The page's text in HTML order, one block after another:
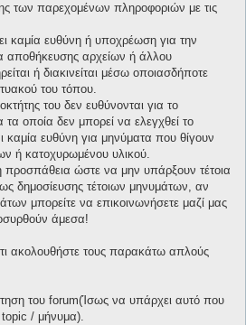
των παρεχομένων πληροφοριών με τις
καμία ευθύνη ή υποχρέωση για την
αποθήκευσης αρχείων ή άλλου
ή διακινείται μέσω οποιασδήποτε
του τόπου.
του δεν ευθύνονται για το
οποία δεν μπορεί να ελεγχθεί το
καμία ευθύνη για μηνύματα που θίγουν
ή κατοχυρωμένου υλικού.
προσπάθεια ώστε να μην υπάρξουν τέτοια
δημοσίευσης τέτοιων μηνυμάτων, αν
μπορείτε να επικοινωνήσετε μαζί μας
άμεσα!
ακολουθήστε τους παρακάτω απλούς
του forum(Ίσως να υπάρχει αυτό που
topic / μήνυμα).